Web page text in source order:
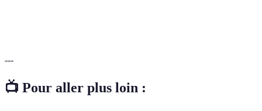
---
📺 Pour aller plus loin :